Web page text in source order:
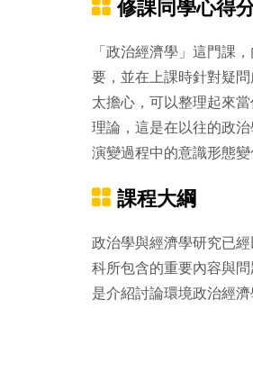
修課同學心得
「政治經濟學」這門課
要，並在上課時針對疑
太擔心，可以整理起來
理論，這是在以往的政
演變過程中的意識形態
課程大綱
政治學與經濟學研究已
科所包含的重要內容與
是介紹討論環境政治經